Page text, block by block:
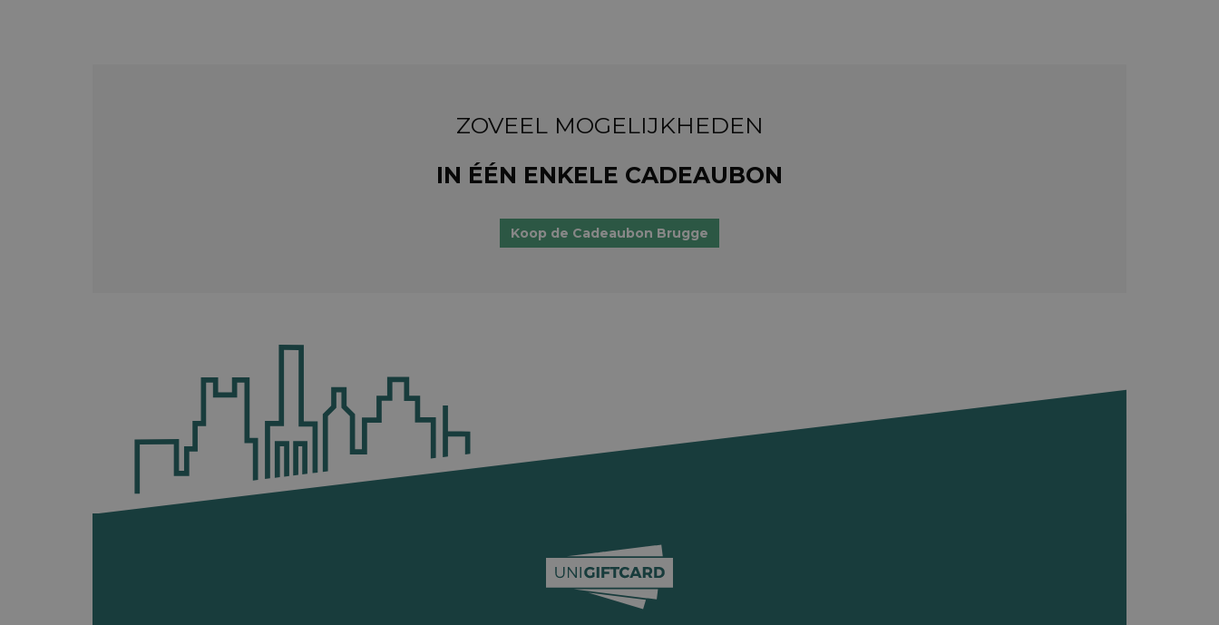
ZOVEEL MOGELIJKHEDEN
IN ÉÉN ENKELE CADEAUBON
Koop de Cadeaubon Brugge